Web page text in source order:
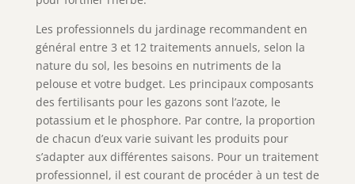
Les professionnels du jardinage recommandent en
général entre 3 et 12 traitements annuels, selon la
nature du sol, les besoins en nutriments de la
pelouse et votre budget. Les principaux composants
des fertilisants pour les gazons sont l’azote, le
potassium et le phosphore. Par contre, la proportion
de chacun d’eux varie suivant les produits pour
s’adapter aux différentes saisons. Pour un traitement
professionnel, il est courant de procéder à un test de